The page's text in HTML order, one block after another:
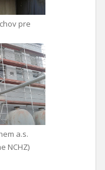
pre
a.s.
NCHZ)